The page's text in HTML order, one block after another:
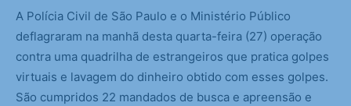
A Polícia Civil de São Paulo e o Ministério Público
deflagraram na manhã desta quarta-feira (27) operação
contra uma quadrilha de estrangeiros que pratica golpes
virtuais e lavagem do dinheiro obtido com esses golpes.
São cumpridos 22 mandados de busca e apreensão e